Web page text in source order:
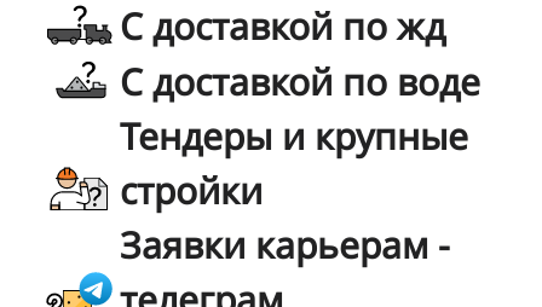
С доставкой по жд
С доставкой по воде
Тендеры и крупные
стройки
Заявки карьерам -